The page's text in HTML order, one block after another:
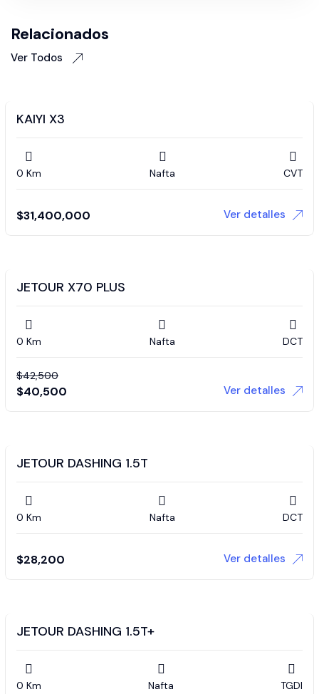
Relacionados
Ver Todos
KAIYI X3
0 Km Nafta CVT
$31,400,000 Ver detalles
JETOUR X70 PLUS
0 Km Nafta DCT
$42,500
$40,500 Ver detalles
JETOUR DASHING 1.5T
0 Km Nafta DCT
$28,200 Ver detalles
JETOUR DASHING 1.5T+
0 Km Nafta TGDI